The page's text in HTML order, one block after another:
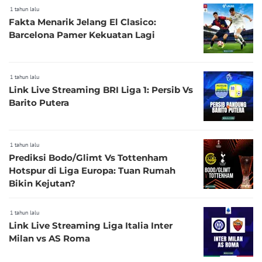
1 tahun lalu
Fakta Menarik Jelang El Clasico:
Barcelona Pamer Kekuatan Lagi
1 tahun lalu
Link Live Streaming BRI Liga 1: Persib Vs
Barito Putera
1 tahun lalu
Prediksi Bodo/Glimt Vs Tottenham
Hotspur di Liga Europa: Tuan Rumah
Bikin Kejutan?
1 tahun lalu
Link Live Streaming Liga Italia Inter
Milan vs AS Roma